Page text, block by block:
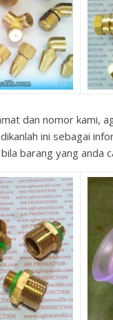
dan nomor kami,
ini sebagai
barang yang anda